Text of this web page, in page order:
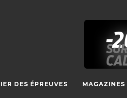
DES ÉPREUVES MAGAZINES